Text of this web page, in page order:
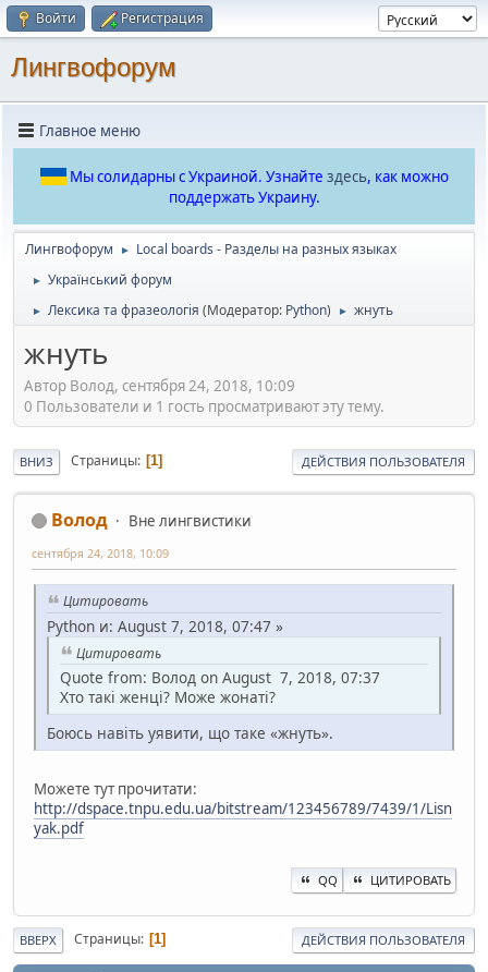
Войти Регистрация
Лингвофорум
Главное меню
Мы солидарны с Украиной. Узнайте здесь, как можно
поддержать Украину.
Лингвофорум ► Local boards - Разделы на разных языках
► Український форум
► Лексика та фразеологія (Модератор: Python) ► жнуть
жнуть
Автор Волод, сентября 24, 2018, 10:09
0 Пользователи и 1 гость просматривают эту тему.
ВНИЗ Страницы 1 ДЕЙСТВИЯ ПОЛЬЗОВАТЕЛЯ
Волод Вне лингвистики
сентября 24, 2018, 10:09
Цитировать
Python и: August 7, 2018, 07:47 »
Цитировать
Quote from: Волод on August 7, 2018, 07:37
Хто такі женці? Може жонаті?
Боюсь навіть уявити, що таке «жнуть».
Можете тут прочитати:
http://dspace.tnpu.edu.ua/bitstream/123456789/7439/1/Lisn
yak.pdf
QQ ЦИТИРОВАТЬ
ВВЕРХ Страницы 1 ДЕЙСТВИЯ ПОЛЬЗОВАТЕЛЯ